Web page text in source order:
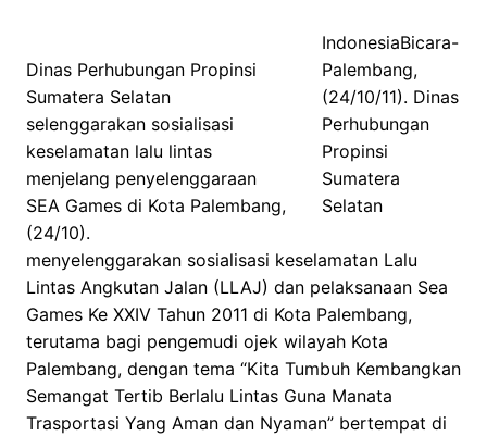
Dinas Perhubungan Propinsi
Sumatera Selatan
selenggarakan sosialisasi
keselamatan lalu lintas
menjelang penyelenggaraan
SEA Games di Kota Palembang,
(24/10).
IndonesiaBicara-
Palembang,
(24/10/11). Dinas
Perhubungan
Propinsi
Sumatera
Selatan
menyelenggarakan sosialisasi keselamatan Lalu
Lintas Angkutan Jalan (LLAJ) dan pelaksanaan Sea
Games Ke XXIV Tahun 2011 di Kota Palembang,
terutama bagi pengemudi ojek wilayah Kota
Palembang, dengan tema “Kita Tumbuh Kembangkan
Semangat Tertib Berlalu Lintas Guna Manata
Trasportasi Yang Aman dan Nyaman” bertempat di